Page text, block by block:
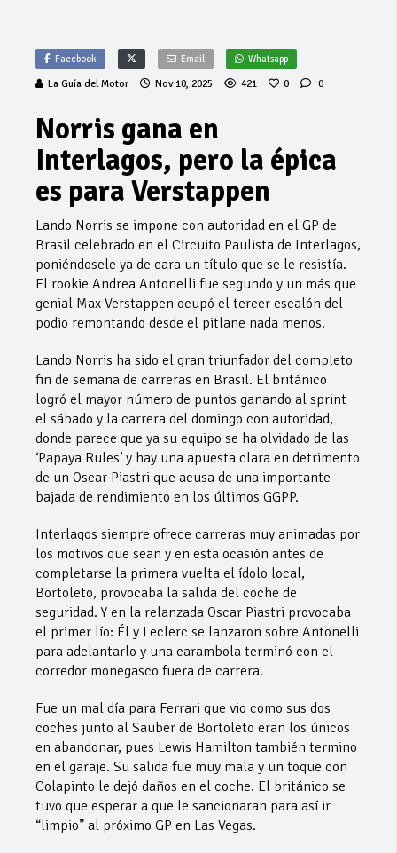
Facebook Email Whatsapp
La Guía del Motor Nov 10, 2025 421 0 0
Norris gana en
Interlagos, pero la épica
es para Verstappen
Lando Norris se impone con autoridad en el GP de
Brasil celebrado en el Circuito Paulista de Interlagos,
poniéndosele ya de cara un título que se le resistía.
El rookie Andrea Antonelli fue segundo y un más que
genial Max Verstappen ocupó el tercer escalón del
podio remontando desde el pitlane nada menos.
Lando Norris ha sido el gran triunfador del completo
fin de semana de carreras en Brasil. El británico
logró el mayor número de puntos ganando al sprint
el sábado y la carrera del domingo con autoridad,
donde parece que ya su equipo se ha olvidado de las
‘Papaya Rules’ y hay una apuesta clara en detrimento
de un Oscar Piastri que acusa de una importante
bajada de rendimiento en los últimos GGPP.
Interlagos siempre ofrece carreras muy animadas por
los motivos que sean y en esta ocasión antes de
completarse la primera vuelta el ídolo local,
Bortoleto, provocaba la salida del coche de
seguridad. Y en la relanzada Oscar Piastri provocaba
el primer lío: Él y Leclerc se lanzaron sobre Antonelli
para adelantarlo y una carambola terminó con el
corredor monegasco fuera de carrera.
Fue un mal día para Ferrari que vio como sus dos
coches junto al Sauber de Bortoleto eran los únicos
en abandonar, pues Lewis Hamilton también termino
en el garaje. Su salida fue muy mala y un toque con
Colapinto le dejó daños en el coche. El británico se
tuvo que esperar a que le sancionaran para así ir
“limpio” al próximo GP en Las Vegas.